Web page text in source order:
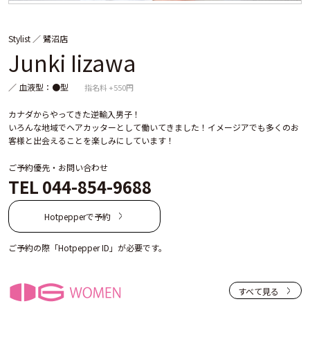
Stylist ／鷺沼店
Junki Iizawa
／ 血液型：●型 指名料 +550円
カナダからやってきた逆輸入男子！
いろんな地域でヘアカッターとして働いてきました！イメージアでも多くのお
客様と出会えることを楽しみにしています！
ご予約優先・お問い合わせ
TEL 044-854-9688
Hotpepperで予約
ご予約の際「Hotpepper ID」が必要です。
すべて見る